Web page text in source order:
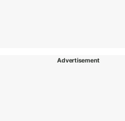
Advertisement